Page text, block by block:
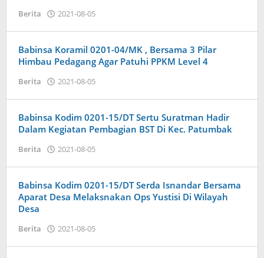
Berita 2021-08-05
Babinsa Koramil 0201-04/MK , Bersama 3 Pilar
Himbau Pedagang Agar Patuhi PPKM Level 4
Berita 2021-08-05
Babinsa Kodim 0201-15/DT Sertu Suratman Hadir
Dalam Kegiatan Pembagian BST Di Kec. Patumbak
Berita 2021-08-05
Babinsa Kodim 0201-15/DT Serda Isnandar Bersama
Aparat Desa Melaksnakan Ops Yustisi Di Wilayah
Desa
Berita 2021-08-05